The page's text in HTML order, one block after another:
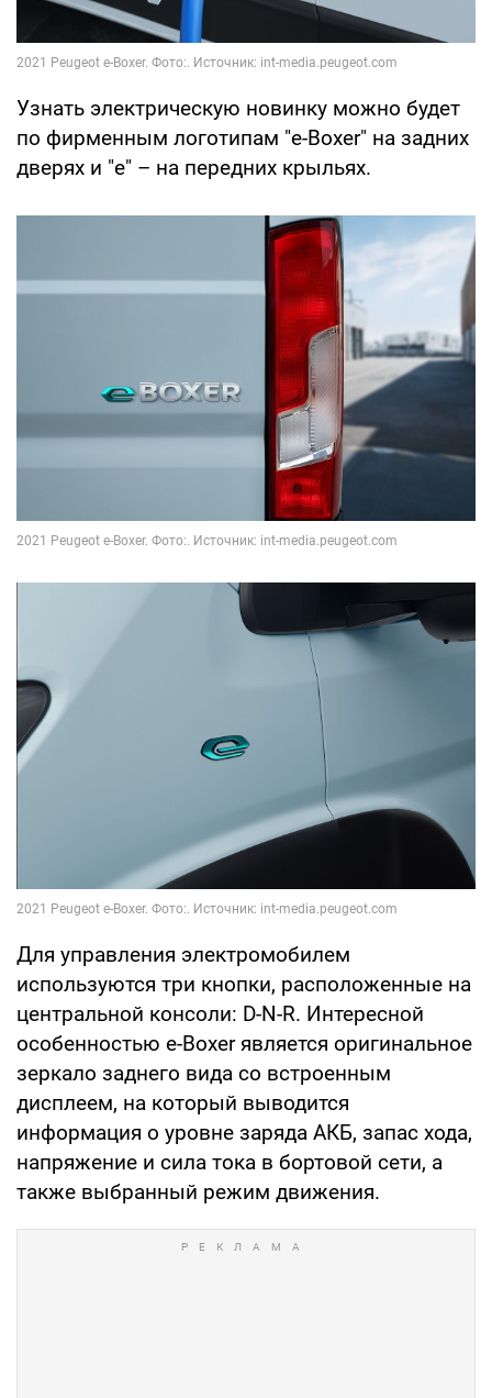
Узнать электрическую новинку можно будет
по фирменным логотипам "e-Boxer" на задних
дверях и "e" – на передних крыльях.
Для управления электромобилем
используются три кнопки, расположенные на
центральной консоли: D-N-R. Интересной
особенностью e-Boxer является оригинальное
зеркало заднего вида со встроенным
дисплеем, на который выводится
информация о уровне заряда АКБ, запас хода,
напряжение и сила тока в бортовой сети, а
также выбранный режим движения.